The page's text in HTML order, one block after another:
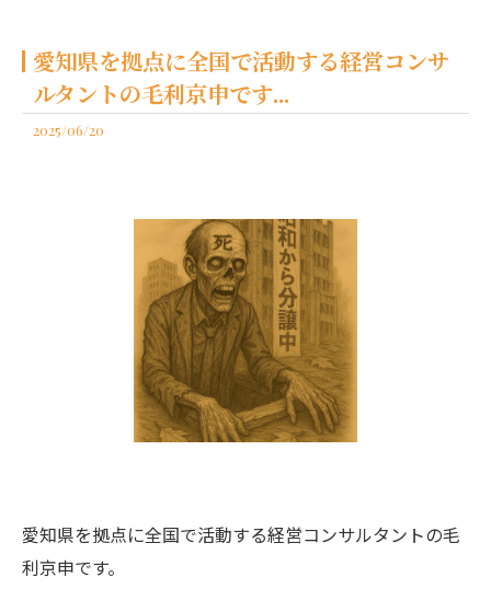
愛知県を拠点に全国で活動する経営コンサ
ルタントの毛利京申です...
2025/06/20
愛知県を拠点に全国で活動する経営コンサルタントの毛
利京申です。